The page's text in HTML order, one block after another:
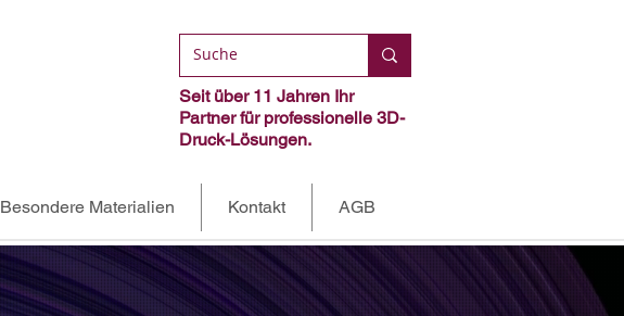
Seit über 11 Jahren Ihr
Partner für professionelle 3D-
Druck-Lösungen.
Besondere Materialien Kontakt AGB